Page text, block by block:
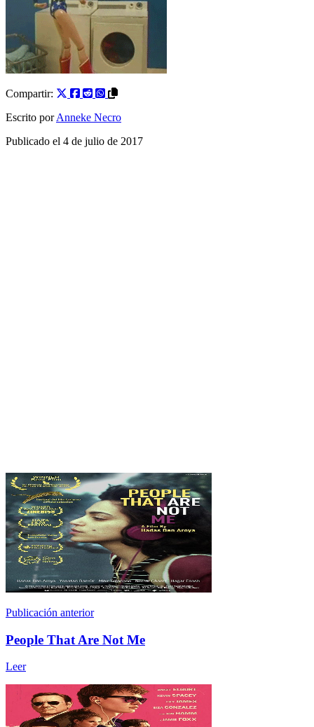
Compartir:
Escrito por Anneke Necro
Publicado el 4 de julio de 2017
Publicación anterior
People That Are Not Me
Leer